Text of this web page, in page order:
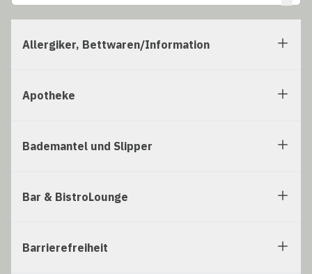
Allergiker, Bettwaren/Information
Apotheke
Bademantel und Slipper
Bar & BistroLounge
Barrierefreiheit